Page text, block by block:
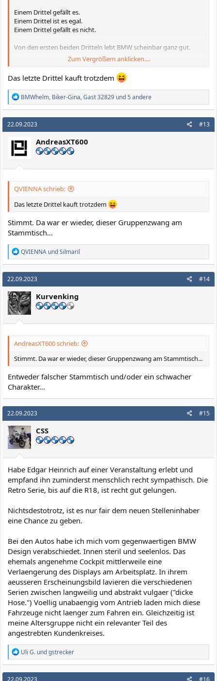
Einem Drittel gefällt es.
Einem Drittel ist es egal.
Einem Drittel gefällt es nicht.
Von den ersten beiden Dritteln lebt BMW scheinbar ganz gut.
Zum Vergrößern anklicken....
Das letzte Drittel kauft trotzdem
R
e
a
k
t
o
n
e
n
BMWhelm, Biker-Gina,Gast 32829 und 5 andere
22.09.2023 #13
AndreasXT600
QVIENNA schrieb:
Das letzte Drittel kauft trotzdem
Stimmt. Da war er wieder, dieser Gruppenzwang am
Stammtisch...
R
e
a
k
t
i
o
n
e
n
QVIENNA undSilmaril
22.09.2023 #14
Kurvenking
AndreasXT600 schrieb:
Stimmt. Da war er wieder, dieser Gruppenzwang am Stammtisch...
Entweder falscher Stammtisch und/oder ein schwacher
Charakter…
22.09.2023 #15
CSS
Habe Edgar Heinrich auf einer Veranstaltung erlebt und
empfand ihn zuminderst menschlich recht sympathisch. Die
Retro Serie, bis auf die R18, ist recht gut gelungen.
Nichtsdestotrotz, ist es nur fair dem neuen Stelleninhaber
eine Chance zu geben.
Bei den Autos habe ich mich vom gegenwaertigen BMW
Design verabschiedet. Innen steril und seelenlos. Das
ehemals angenehme Cockpit mittlerweile eine
Verlaengerung des Displays am Arbeitsplatz. In ihrem
aeusseren Erscheinungsbild lavieren die verschiedenen
Serien zwischen langweilig und abstrakt vulgaer ("dicke
Hose.") Voellig unabaengig vom Antrieb laden mich diese
Fahrzeuge nicht laenger zum Fahren ein. Gleichzeitig ist
meine Altersgruppe nicht ein relevanter Teil des
angestrebten Kundenkreises.
R
e
a
k
Uli G. undgstrecker
22.09.2023 #16